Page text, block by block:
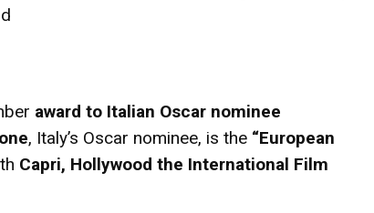
award to Italian Oscar nominee
, Italy’s Oscar nominee, is the “European
Capri, Hollywood the International Film